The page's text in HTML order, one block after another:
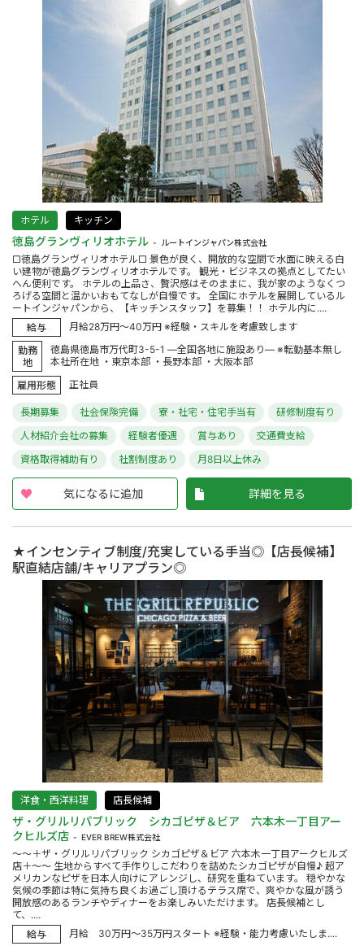
ホテル キッチン
徳島グランヴィリオホテル ルートインジャパン株式会社
□徳島グランヴィリオホテル□ 景色が良く、開放的な空間で水面に映える白
い建物が徳島グランヴィリオホテルです。 観光・ビジネスの拠点としてたい
へん便利です。 ホテルの上品さ、贅沢感はそのままに、我が家のようなくつ
ろげる空間と温かいおもてなしが自慢です。 全国にホテルを展開しているル
ートインジャパンから、【キッチンスタッフ】を募集！！ ホテル内に....
給与
月給28万円～40万円 ※経験・スキルを考慮致します
勤務
地
徳島県徳島市万代町3-5-1 ―全国各地に施設あり― ※転勤基本無し
本社所在地 ・東京本部 ・長野本部 ・大阪本部
雇用形態
正社員
長期募集 社会保険完備 寮・社宅・住宅手当有
研修制度有り
人材紹介会社の募集
経験者優遇 賞与あり
交通費支給
資格取得補助有り
社割制度あり 月8日以上休み
気になるに追加 詳細を見る
★インセンティブ制度/充実している手当◎【店長候補】
駅直結店舗/キャリアプラン◎
洋食・西洋料理 店長候補
ザ・グリルリパブリック シカゴピザ＆ビア 六本木一丁目アー
クヒルズ店
EVER BREW株式会社
～～＋ザ・グリルリパブリック シカゴピザ＆ビア 六本木一丁目アークヒルズ
店＋～～ 生地からすべて手作りしこだわりを詰めたシカゴピザが自慢♪ 超ア
メリカンなピザを日本人向けにアレンジし、研究を重ねています。 穏やかな
気候の季節は特に気持ち良くお過ごし頂けるテラス席で、爽やかな風が誘う
開放感のあるランチやディナーをお楽しみいただけます。 店長候補とし
て、....
給与
月給 30万円～35万円スタート ※経験・能力考慮いたしま....